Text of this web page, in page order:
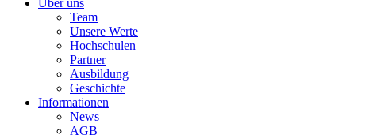
Team
Unsere Werte
Hochschulen
Partner
Ausbildung
Geschichte
Informationen
News
AGB